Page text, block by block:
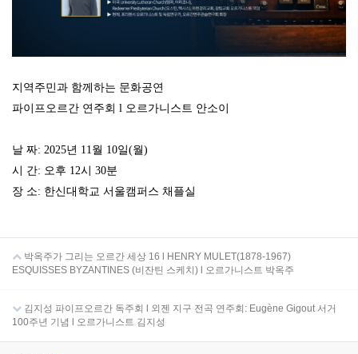
지역주민과 함께하는 문화공연
파이프오르간 연주회 l 오르가니스트 안소이
날 짜: 2025년 11월 10일(월)
시 간: 오후 12시 30분
장 소: 한신대학교 서울캠퍼스 채플실
박옥주가 그리는 오르간 세상 16 l HENRY MULET(1878-1967)
ESQUISSES BYZANTINES (비잔틴 스케치) l 오르가니스트 박옥주
김지성 파이프오르간 독주회 l 외젠 지구 전곡 연주회: Eugène Gigout 서거
100주년 기념 l 오르가니스트 김지성